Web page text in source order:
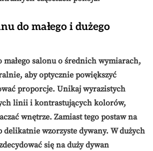
do małego i dużego
małego salonu o średnich wymiarach,
aby optycznie powiększyć
proporcje. Unikaj wyrazistych
linii i kontrastujących kolorów,
wnętrze. Zamiast tego postaw na
delikatnie wzorzyste dywany. W dużych
się na duży dywan